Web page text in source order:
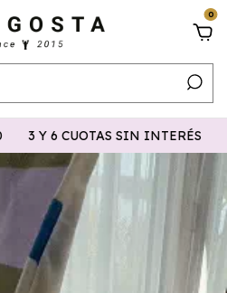
0
3 Y 6 CUOTAS SIN INTERÉS